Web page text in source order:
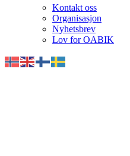
Kontakt oss
Organisasjon
Nyhetsbrev
Lov for OABIK